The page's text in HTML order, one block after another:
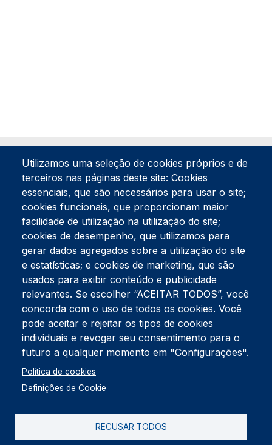
Tel:234 390 100Fax:234 390 100
Endereço Postal
Apartado 42
Rua Gil Eanes 31
3834-908 Gafanha da Nazaré
Estúdios
Rua Prior Guerra
Edifício do Centro Cultural da Gafanha da Nazaré
3830-556 Gafanha da Nazaré
Rodapé
Cookies
Política de Privacidade
Utilizamos uma seleção de cookies próprios e de
terceiros nas páginas deste site: Cookies
essenciais, que são necessários para usar o site;
cookies funcionais, que proporcionam maior
facilidade de utilização na utilização do site;
cookies de desempenho, que utilizamos para
gerar dados agregados sobre a utilização do site
e estatísticas; e cookies de marketing, que são
usados para exibir conteúdo e publicidade
relevantes. Se escolher “ACEITAR TODOS”, você
concorda com o uso de todos os cookies. Você
pode aceitar e rejeitar os tipos de cookies
individuais e revogar seu consentimento para o
futuro a qualquer momento em "Configurações".
Política de cookies
Definições de Cookie
RECUSAR TODOS